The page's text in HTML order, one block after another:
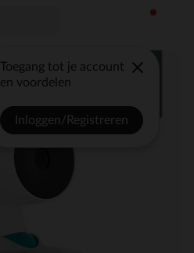
Toegang tot je account
en voordelen
Inloggen/Registreren